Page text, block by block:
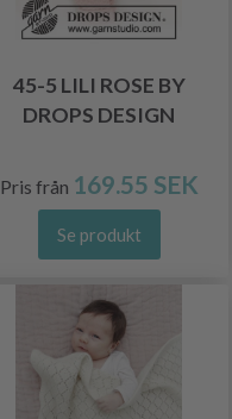
45-5 LILI ROSE BY
DROPS DESIGN
Pris från 169.55 SEK
Se produkt